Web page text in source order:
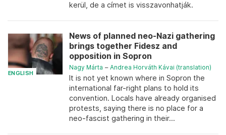
kerül, de a címet is visszavonhatják.
ENGLISH
News of planned neo-Nazi gathering
brings together Fidesz and
opposition in Sopron
Nagy Márta – Andrea Horváth Kávai (translation)
It is not yet known where in Sopron the
international far-right plans to hold its
convention. Locals have already organised
protests, saying there is no place for a
neo-fascist gathering in their...